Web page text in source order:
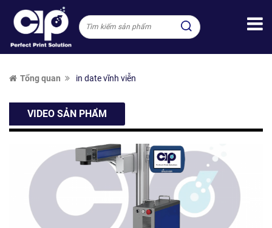
Tổng quan in date vĩnh viễn
VIDEO SẢN PHẨM